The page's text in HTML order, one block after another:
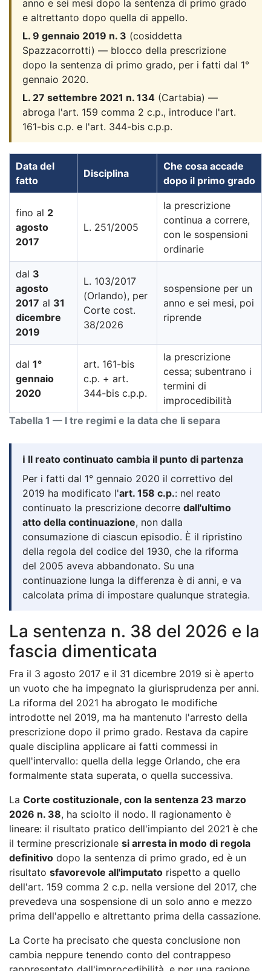
anno e sei mesi dopo la sentenza di primo grado
e altrettanto dopo quella di appello.
L. 9 gennaio 2019 n. 3 (cosiddetta
Spazzacorrotti) — blocco della prescrizione
dopo la sentenza di primo grado, per i fatti dal 1°
gennaio 2020.
L. 27 settembre 2021 n. 134 (Cartabia) —
abroga l'art. 159 comma 2 c.p., introduce l'art.
161-bis c.p. e l'art. 344-bis c.p.p.
Tabella 1 — I tre regimi e la data che li separa
Data del
fatto
Disciplina
Che cosa accade
dopo il primo grado
fino al 2
agosto
2017
L. 251/2005
la prescrizione
continua a correre,
con le sospensioni
ordinarie
dal 3
agosto
2017 al 31
dicembre
2019
L. 103/2017
(Orlando), per
Corte cost.
38/2026
sospensione per un
anno e sei mesi, poi
riprende
dal 1°
gennaio
2020
art. 161-bis
c.p. + art.
344-bis c.p.p.
la prescrizione
cessa; subentrano i
termini di
improcedibilità
ℹ️ Il reato continuato cambia il punto di partenza
Per i fatti dal 1° gennaio 2020 il correttivo del
2019 ha modificato l'art. 158 c.p.: nel reato
continuato la prescrizione decorre dall'ultimo
atto della continuazione, non dalla
consumazione di ciascun episodio. È il ripristino
della regola del codice del 1930, che la riforma
del 2005 aveva abbandonato. Su una
continuazione lunga la differenza è di anni, e va
calcolata prima di impostare qualunque strategia.
La sentenza n. 38 del 2026 e la
fascia dimenticata
Fra il 3 agosto 2017 e il 31 dicembre 2019 si è aperto
un vuoto che ha impegnato la giurisprudenza per anni.
La riforma del 2021 ha abrogato le modifiche
introdotte nel 2019, ma ha mantenuto l'arresto della
prescrizione dopo il primo grado. Restava da capire
quale disciplina applicare ai fatti commessi in
quell'intervallo: quella della legge Orlando, che era
formalmente stata superata, o quella successiva.
La Corte costituzionale, con la sentenza 23 marzo
2026 n. 38, ha sciolto il nodo. Il ragionamento è
lineare: il risultato pratico dell'impianto del 2021 è che
il termine prescrizionale si arresta in modo di regola
definitivo dopo la sentenza di primo grado, ed è un
risultato sfavorevole all'imputato rispetto a quello
dell'art. 159 comma 2 c.p. nella versione del 2017, che
prevedeva una sospensione di un solo anno e mezzo
prima dell'appello e altrettanto prima della cassazione.
La Corte ha precisato che questa conclusione non
cambia neppure tenendo conto del contrappeso